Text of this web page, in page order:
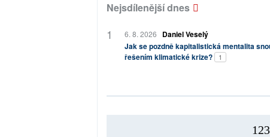
Nejsdílenější dnes
6. 8. 2026
Daniel Veselý
Jak se pozdně kapitalistická mentalita
řešením klimatické krize?
1